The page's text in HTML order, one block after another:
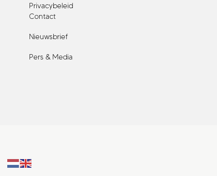
Privacybeleid
Contact
Nieuwsbrief
Pers & Media